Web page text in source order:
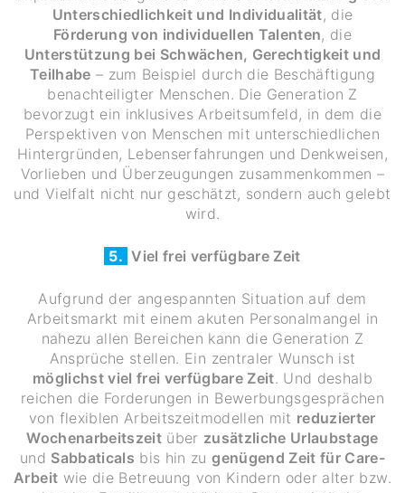
Unterschiedlichkeit und Individualität, die
Förderung von individuellen Talenten, die
Unterstützung bei Schwächen, Gerechtigkeit und
Teilhabe – zum Beispiel durch die Beschäftigung
benachteiligter Menschen. Die Generation Z
bevorzugt ein inklusives Arbeitsumfeld, in dem die
Perspektiven von Menschen mit unterschiedlichen
Hintergründen, Lebenserfahrungen und Denkweisen,
Vorlieben und Überzeugungen zusammenkommen –
und Vielfalt nicht nur geschätzt, sondern auch gelebt
wird.
5. Viel frei verfügbare Zeit
Aufgrund der angespannten Situation auf dem
Arbeitsmarkt mit einem akuten Personalmangel in
nahezu allen Bereichen kann die Generation Z
Ansprüche stellen. Ein zentraler Wunsch ist
möglichst viel frei verfügbare Zeit. Und deshalb
reichen die Forderungen in Bewerbungsgesprächen
von flexiblen Arbeitszeitmodellen mit reduzierter
Wochenarbeitszeitüber zusätzliche Urlaubstage
und Sabbaticals bis hin zugenügend Zeit für Care-
Arbeit wie die Betreuung von Kindern oder alter bzw.